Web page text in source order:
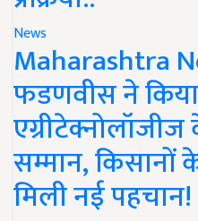
News
Maharashtra
फडणवीस ने
सम्मान, किसानों
मिली नई पहचान!